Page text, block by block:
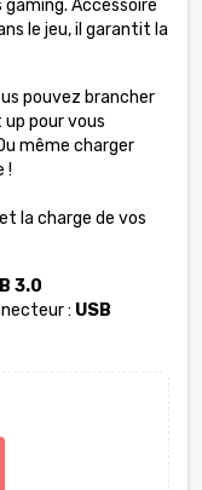
Accessoire
le jeu, il garantit la
pouvez brancher
pour vous
même charger
!
la charge de vos
3.0
: USB